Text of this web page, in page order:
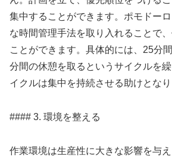
集中することができます。ポモドー
な時間管理手法を取り入れることで
ことができます。具体的には、25分
分間の休憩を取るというサイクルを
イクルは集中を持続させる助けとなり
#### 3. 環境を整える
作業環境は生産性に大きな影響を与